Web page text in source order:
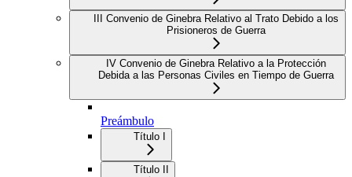
III Convenio de Ginebra Relativo al Trato Debido a los
Prisioneros de Guerra
IV Convenio de Ginebra Relativo a la Protección
Debida a las Personas Civiles en Tiempo de Guerra
Preámbulo
Título I
Título II